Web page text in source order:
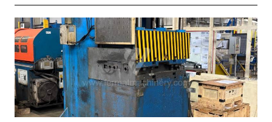
Rok výroby:
2012
Jmenovitá tvářecí síla lisu
150 t
Rozměry pracovní plochy stolu700x1200 mm
Počet válců
2
Max. zdvih beranu
400 mm
Výkon hlavního elektromotoru 18,5 kW
Řídící systém
ne